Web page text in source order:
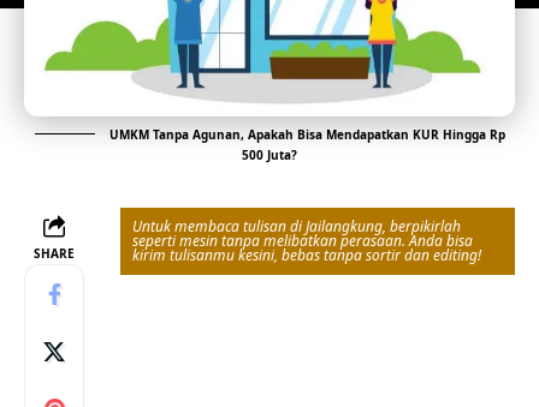
UMKM Tanpa Agunan, Apakah Bisa Mendapatkan KUR Hingga Rp
500 Juta?
SHARE
Untuk membaca tulisan di Jailangkung, berpikirlah
seperti mesin tanpa melibatkan perasaan. Anda bisa
kirim tulisanmu kesini, bebas tanpa sortir dan editing!